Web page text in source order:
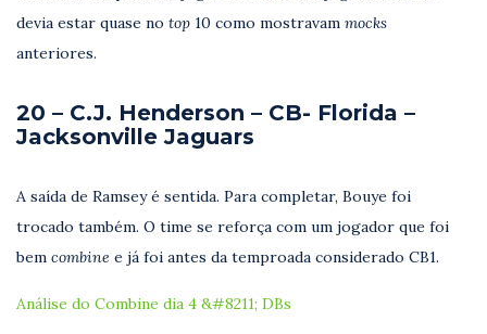
devia estar quase no top 10 como mostravam mocks
anteriores.
20 – C.J. Henderson – CB- Florida –
Jacksonville Jaguars
A saída de Ramsey é sentida. Para completar, Bouye foi
trocado também. O time se reforça com um jogador que foi
bem combine e já foi antes da temproada considerado CB1.
Análise do Combine dia 4 &#8211; DBs